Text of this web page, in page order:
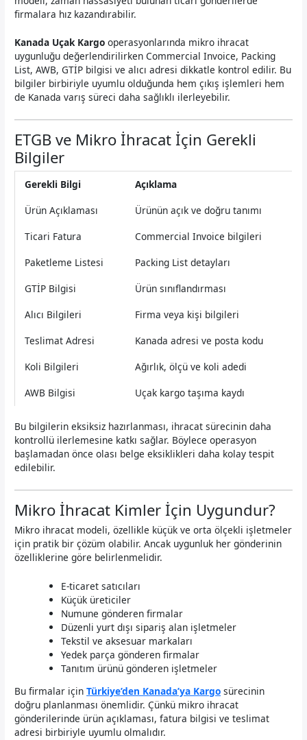
firmalara hız kazandırabilir.
Kanada Uçak Kargo operasyonlarında mikro ihracat
uygunluğu değerlendirilirken Commercial Invoice, Packing
List, AWB, GTİP bilgisi ve alıcı adresi dikkatle kontrol edilir. Bu
bilgiler birbiriyle uyumlu olduğunda hem çıkış işlemleri hem
de Kanada varış süreci daha sağlıklı ilerleyebilir.
ETGB ve Mikro İhracat İçin Gerekli
Bilgiler
Gerekli Bilgi
Açıklama
Ürün Açıklaması
Ürünün açık ve doğru tanımı
Ticari Fatura
Commercial Invoice bilgileri
Paketleme Listesi
Packing List detayları
GTİP Bilgisi
Ürün sınıflandırması
Alıcı Bilgileri
Firma veya kişi bilgileri
Teslimat Adresi
Kanada adresi ve posta kodu
Koli Bilgileri
Ağırlık, ölçü ve koli adedi
AWB Bilgisi
Uçak kargo taşıma kaydı
Bu bilgilerin eksiksiz hazırlanması, ihracat sürecinin daha
kontrollü ilerlemesine katkı sağlar. Böylece operasyon
başlamadan önce olası belge eksiklikleri daha kolay tespit
edilebilir.
Mikro İhracat Kimler İçin Uygundur?
Mikro ihracat modeli, özellikle küçük ve orta ölçekli işletmeler
için pratik bir çözüm olabilir. Ancak uygunluk her gönderinin
özelliklerine göre belirlenmelidir.
E-ticaret satıcıları
Küçük üreticiler
Numune gönderen firmalar
Düzenli yurt dışı sipariş alan işletmeler
Tekstil ve aksesuar markaları
Yedek parça gönderen firmalar
Tanıtım ürünü gönderen işletmeler
Bu firmalar içinTürkiye’den Kanada’ya Kargo sürecinin
doğru planlanması önemlidir. Çünkü mikro ihracat
gönderilerinde ürün açıklaması, fatura bilgisi ve teslimat
adresi birbiriyle uyumlu olmalıdır.